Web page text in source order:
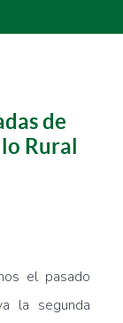
de
Rural
el pasado
la segunda